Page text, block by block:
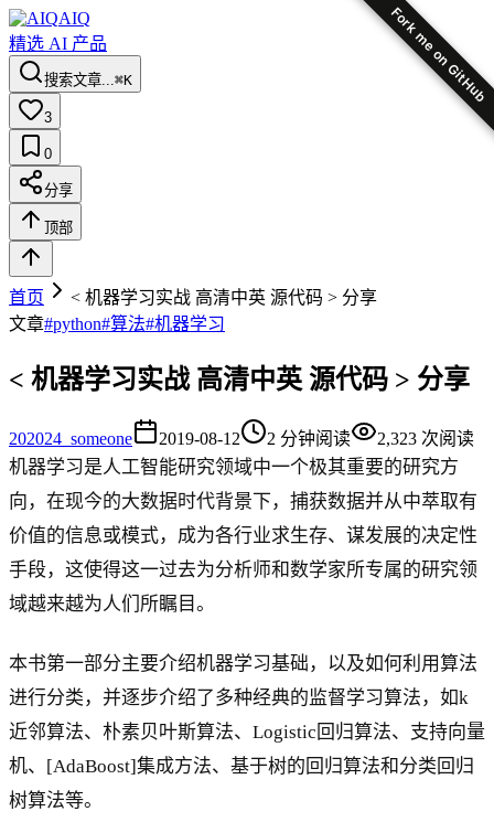
Fork me on GitHub
AIQ
精选 AI 产品
搜索文章...⌘K
3
0
分享
顶部
首页
< 机器学习实战 高清中英 源代码 > 分享
文章#python#算法#机器学习
< 机器学习实战 高清中英 源代码 > 分享
202024_someone 2019-08-12 2 分钟阅读 2,323 次阅读
机器学习是人工智能研究领域中一个极其重要的研究方
向，在现今的大数据时代背景下，捕获数据并从中萃取有
价值的信息或模式，成为各行业求生存、谋发展的决定性
手段，这使得这一过去为分析师和数学家所专属的研究领
域越来越为人们所瞩目。
本书第一部分主要介绍机器学习基础，以及如何利用算法
进行分类，并逐步介绍了多种经典的监督学习算法，如k
近邻算法、朴素贝叶斯算法、Logistic回归算法、支持向量
机、[AdaBoost]集成方法、基于树的回归算法和分类回归
树算法等。